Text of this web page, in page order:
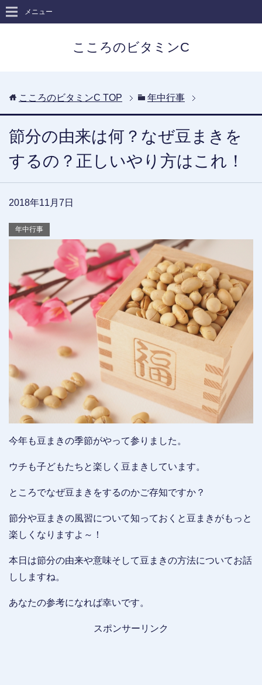
こころのビタミンC
メニュー
こころのビタミンC TOP 年中行事
節分の由来は何？なぜ豆まきを
するの？正しいやり方はこれ！
2018年11月7日
年中行事
今年も豆まきの季節がやって参りました。
ウチも子どもたちと楽しく豆まきしています。
ところでなぜ豆まきをするのかご存知ですか？
節分や豆まきの風習について知っておくと豆まきがもっと
楽しくなりますよ～！
本日は節分の由来や意味そして豆まきの方法についてお話
ししますね。
あなたの参考になれば幸いです。
スポンサーリンク